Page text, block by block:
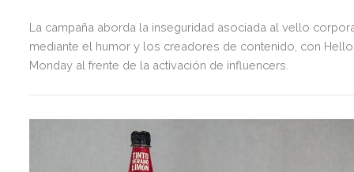
La campaña aborda la inseguridad asociada al vello
mediante el humor y los creadores de contenido, con Hello
Monday al frente de la activación de influencers.